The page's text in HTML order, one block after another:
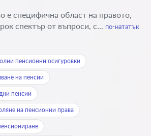
е специфична област на правото,
спектър от въпроси, с... по-нататък
пенсионни осигуровки
на пенсии
пенсии
на пенсионни права